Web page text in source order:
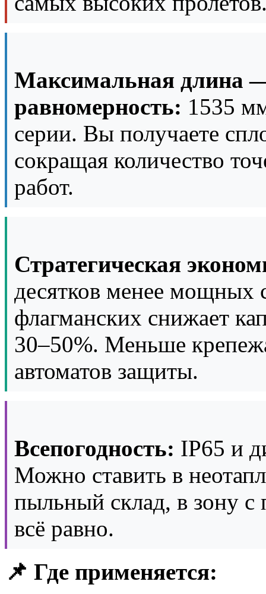
Максимальная длина
равномерность: 1535
серии. Вы получаете
сокращая количество
работ.
Стратегическая
десятков менее мощных
флагманских снижает
30–50%. Меньше
автоматов защиты.
Всепогодность: IP65 и
Можно ставить в
пыльный склад, в зону
всё равно.
📌 Где применяется: